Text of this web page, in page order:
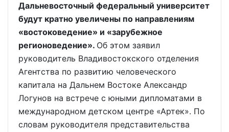
Дальневосточный федеральный университет
будут кратно увеличены по направлениям
«востоковедение» и «зарубежное
регионоведение». Об этом заявил
руководитель Владивостокского отделения
Агентства по развитию человеческого
капитала на Дальнем Востоке Александр
Логунов на встрече с юными дипломатами в
международном детском центре «Артек». По
словам руководителя представительства